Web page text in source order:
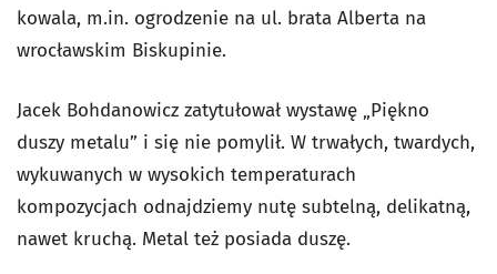
kowala, m.in. ogrodzenie na ul. brata Alberta na
wrocławskim Biskupinie.
Jacek Bohdanowicz zatytułował wystawę „Piękno
duszy metalu” i się nie pomylił. W trwałych, twardych,
wykuwanych w wysokich temperaturach
kompozycjach odnajdziemy nutę subtelną, delikatną,
nawet kruchą. Metal też posiada duszę.